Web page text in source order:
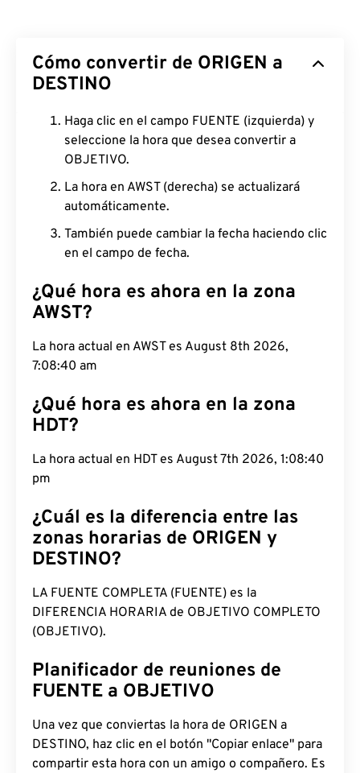
Cómo convertir de ORIGEN a
DESTINO
Haga clic en el campo FUENTE (izquierda) y
seleccione la hora que desea convertir a
OBJETIVO.
La hora en AWST (derecha) se actualizará
automáticamente.
También puede cambiar la fecha haciendo clic
en el campo de fecha.
¿Qué hora es ahora en la zona
AWST?
La hora actual en AWST es August 8th 2026,
7:08:41 am
¿Qué hora es ahora en la zona
HDT?
La hora actual en HDT es August 7th 2026, 1:08:41
pm
¿Cuál es la diferencia entre las
zonas horarias de ORIGEN y
DESTINO?
LA FUENTE COMPLETA (FUENTE) es la
DIFERENCIA HORARIA de OBJETIVO COMPLETO
(OBJETIVO).
Planificador de reuniones de
FUENTE a OBJETIVO
Una vez que conviertas la hora de ORIGEN a
DESTINO, haz clic en el botón "Copiar enlace" para
compartir esta hora con un amigo o compañero. Es